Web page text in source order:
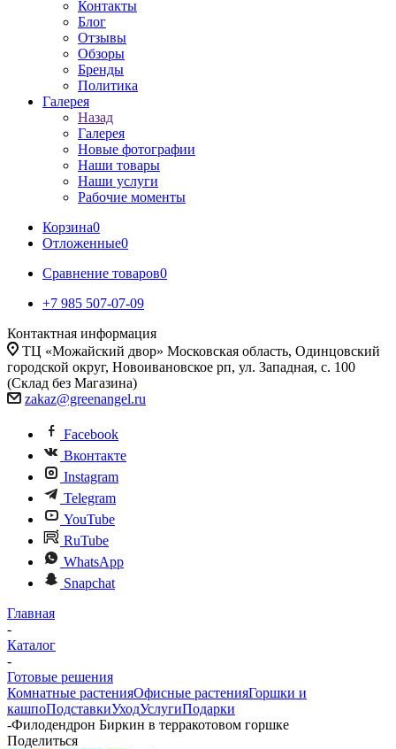
Контакты
Блог
Отзывы
Обзоры
Бренды
Политика
Галерея
Назад
Галерея
Новые фотографии
Наши товары
Наши услуги
Рабочие моменты
Корзина0
Отложенные0
Сравнение товаров0
+7 985 507-07-09
Контактная информация
ТЦ «Можайский двор» Московская область, Одинцовский
городской округ, Новоивановское рп, ул. Западная, с. 100
(Склад без Магазина)
zakaz@greenangel.ru
Facebook
Вконтакте
Instagram
Telegram
YouTube
RuTube
WhatsApp
Snapchat
Главная
-
Каталог
-
Готовые решения
Комнатные растенияОфисные растенияГоршки и
кашпоПодставкиУходУслугиПодарки
-Филодендрон Биркин в терракотовом горшке
Поделиться